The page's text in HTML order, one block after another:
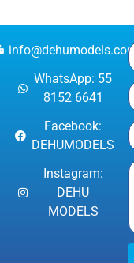
info@dehumodels.com
WhatsApp: 55
8152 6641
Facebook:
DEHUMODELS
Instagram:
DEHU
MODELS